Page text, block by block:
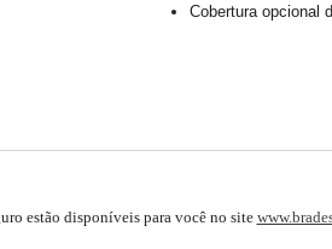
Cobertura opcional
estão disponíveis para você no site